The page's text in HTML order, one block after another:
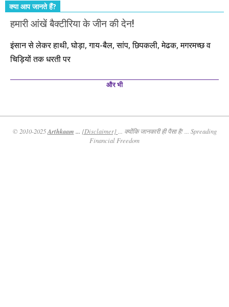
क्या आप जानते हैं?
हमारी आंखें बैक्टीरिया के जीन की देन!
इंसान से लेकर हाथी, घोड़ा, गाय-बैल, सांप, छिपकली, मेढक, मगरमच्छ व
चिड़ियों तक धरती पर
और भी
© 2010-2025Arthkaam ... {Disclaimer}
... क्योंकि जानकारी ही पैसा है! ... Spreading
Financial Freedom